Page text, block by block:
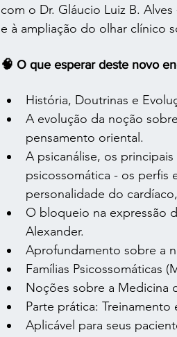
com o Dr. Gláucio Luiz B.
e à ampliação do olhar clínico
🧠 O que esperar deste novo
História, Doutrinas e
A evolução da noção
pensamento oriental.
A psicanálise, os
psicossomática - os perfis
personalidade do
O bloqueio na expressão
Alexander.
Aprofundamento sobre a
Famílias Psicossomáticas
Noções sobre a Medicina
Parte prática:
Aplicável para seus